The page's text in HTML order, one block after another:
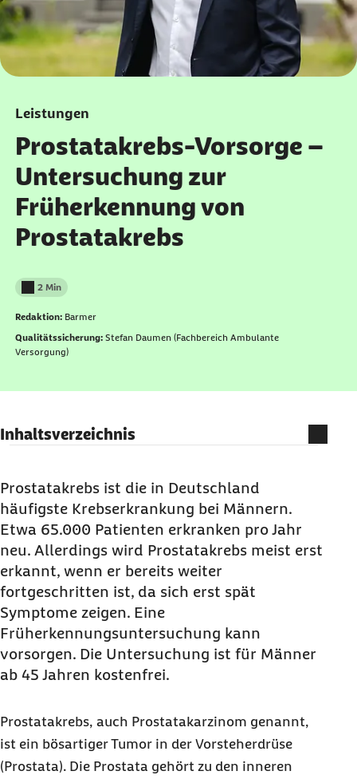
Leistungen
Prostatakrebs-Vorsorge –
Untersuchung zur
Früherkennung von
Prostatakrebs
Lesedauer weniger als
2 Min
Redaktion: Barmer
Qualitätssicherung: Stefan Daumen (Fachbereich Ambulante
Versorgung)
Inhaltsverzeichnis
Untersuchung?
Welche Kosten der Prostatakrebs-Vorsorge
übernimmt die Barmer?
Wer kann die Prostatakrebs-Vorsorge in
Anspruch nehmen?
Ihre Barmer-Vorteile für die Prostatakrebs-
Vorsorge
Prostatakrebs ist die in Deutschland
häufigste Krebserkrankung bei Männern.
Etwa 65.000 Patienten erkranken pro Jahr
neu. Allerdings wird Prostatakrebs meist erst
erkannt, wenn er bereits weiter
fortgeschritten ist, da sich erst spät
Symptome zeigen. Eine
Früherkennungsuntersuchung kann
vorsorgen. Die Untersuchung ist für Männer
ab 45 Jahren kostenfrei.
Prostatakrebs, auch Prostatakarzinom genannt,
ist ein bösartiger Tumor in der Vorsteherdrüse
(Prostata). Die Prostata gehört zu den inneren